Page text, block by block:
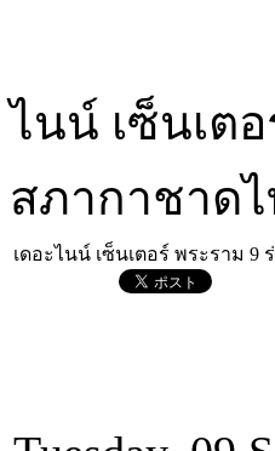
ไนน์ เซ็นเต
สภากาชาด
เดอะไนน์ เซ็นเตอร์ พระราม